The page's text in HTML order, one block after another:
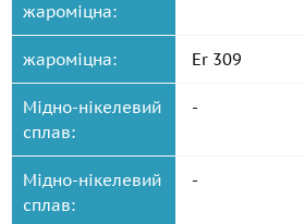
жароміцна:
жароміцна: Er 309
Мідно-нікелевий
сплав:
-
Мідно-нікелевий
сплав:
-